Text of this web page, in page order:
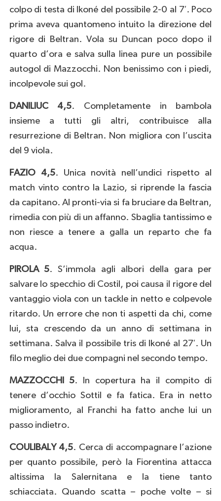
colpo di testa di Ikoné del possibile 2-0 al 7′. Poco
prima aveva quantomeno intuito la direzione del
rigore di Beltran. Vola su Duncan poco dopo il
quarto d’ora e salva sulla linea pure un possibile
autogol di Mazzocchi. Non benissimo con i piedi,
incolpevole sui gol.
DANILIUC 4,5. Completamente in bambola
insieme a tutti gli altri, contribuisce alla
resurrezione di Beltran. Non migliora con l’uscita
del 9 viola.
FAZIO 4,5. Unica novità nell’undici rispetto al
match vinto contro la Lazio, si riprende la fascia
da capitano. Al pronti-via si fa bruciare da Beltran,
rimedia con più di un affanno. Sbaglia tantissimo e
non riesce a tenere a galla un reparto che fa
acqua.
PIROLA 5. S’immola agli albori della gara per
salvare lo specchio di Costil, poi causa il rigore del
vantaggio viola con un tackle in netto e colpevole
ritardo. Un errore che non ti aspetti da chi, come
lui, sta crescendo da un anno di settimana in
settimana. Salva il possibile tris di Ikoné al 27′. Un
filo meglio dei due compagni nel secondo tempo.
MAZZOCCHI 5. In copertura ha il compito di
tenere d’occhio Sottil e fa fatica. Era in netto
miglioramento, al Franchi ha fatto anche lui un
passo indietro.
COULIBALY 4,5. Cerca di accompagnare l’azione
per quanto possibile, però la Fiorentina attacca
altissima la Salernitana e la tiene tanto
schiacciata. Quando scatta – poche volte – si